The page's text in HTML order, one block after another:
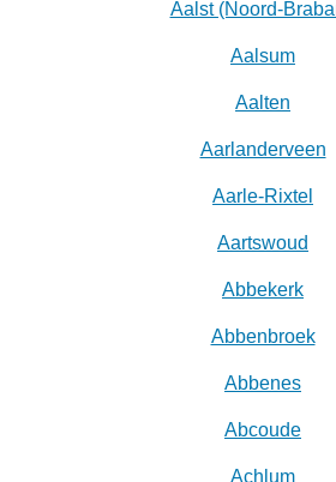
Aalst (Noord-
Aalsum
Aalten
Aarlanderveen
Aarle-Rixtel
Aartswoud
Abbekerk
Abbenbroek
Abbenes
Abcoude
Achlum